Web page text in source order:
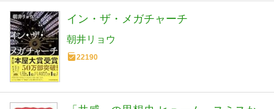
イン・ザ・メガチャーチ
朝井リョウ
22190